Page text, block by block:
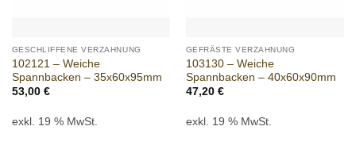
GESCHLIFFENE VERZAHNUNG
102121 – Weiche
Spannbacken – 35x60x95mm
53,00 €
exkl. 19 % MwSt.
GEFRÄSTE VERZAHNUNG
103130 – Weiche
Spannbacken – 40x60x90mm
47,20 €
exkl. 19 % MwSt.